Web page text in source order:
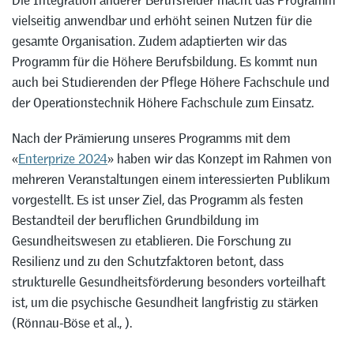
vielseitig anwendbar und erhöht seinen Nutzen für die
gesamte Organisation. Zudem adaptierten wir das
Programm für die Höhere Berufsbildung. Es kommt nun
auch bei Studierenden der Pflege Höhere Fachschule und
der Operationstechnik Höhere Fachschule zum Einsatz.
Nach der Prämierung unseres Programms mit dem
«Enterprize 2024» haben wir das Konzept im Rahmen von
mehreren Veranstaltungen einem interessierten Publikum
vorgestellt. Es ist unser Ziel, das Programm als festen
Bestandteil der beruflichen Grundbildung im
Gesundheitswesen zu etablieren. Die Forschung zu
Resilienz und zu den Schutzfaktoren betont, dass
strukturelle Gesundheitsförderung besonders vorteilhaft
ist, um die psychische Gesundheit langfristig zu stärken
(Rönnau-Böse et al., ).